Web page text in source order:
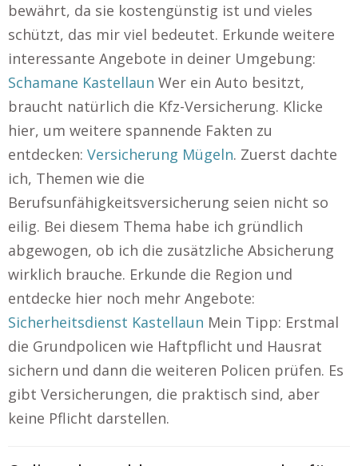
bewährt, da sie kostengünstig ist und vieles
schützt, das mir viel bedeutet. Erkunde weitere
interessante Angebote in deiner Umgebung:
Schamane Kastellaun Wer ein Auto besitzt,
braucht natürlich die Kfz-Versicherung. Klicke
hier, um weitere spannende Fakten zu
entdecken: Versicherung Mügeln. Zuerst dachte
ich, Themen wie die
Berufsunfähigkeitsversicherung seien nicht so
eilig. Bei diesem Thema habe ich gründlich
abgewogen, ob ich die zusätzliche Absicherung
wirklich brauche. Erkunde die Region und
entdecke hier noch mehr Angebote:
Sicherheitsdienst Kastellaun Mein Tipp: Erstmal
die Grundpolicen wie Haftpflicht und Hausrat
sichern und dann die weiteren Policen prüfen. Es
gibt Versicherungen, die praktisch sind, aber
keine Pflicht darstellen.